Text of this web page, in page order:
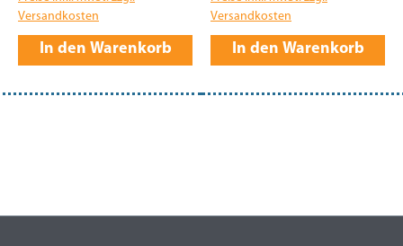
Versandkosten
In den Warenkorb
Versandkosten
In den Warenkorb